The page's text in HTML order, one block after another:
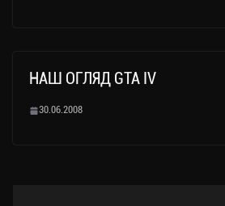
НАШ ОГЛЯД GTA IV
30.06.2008